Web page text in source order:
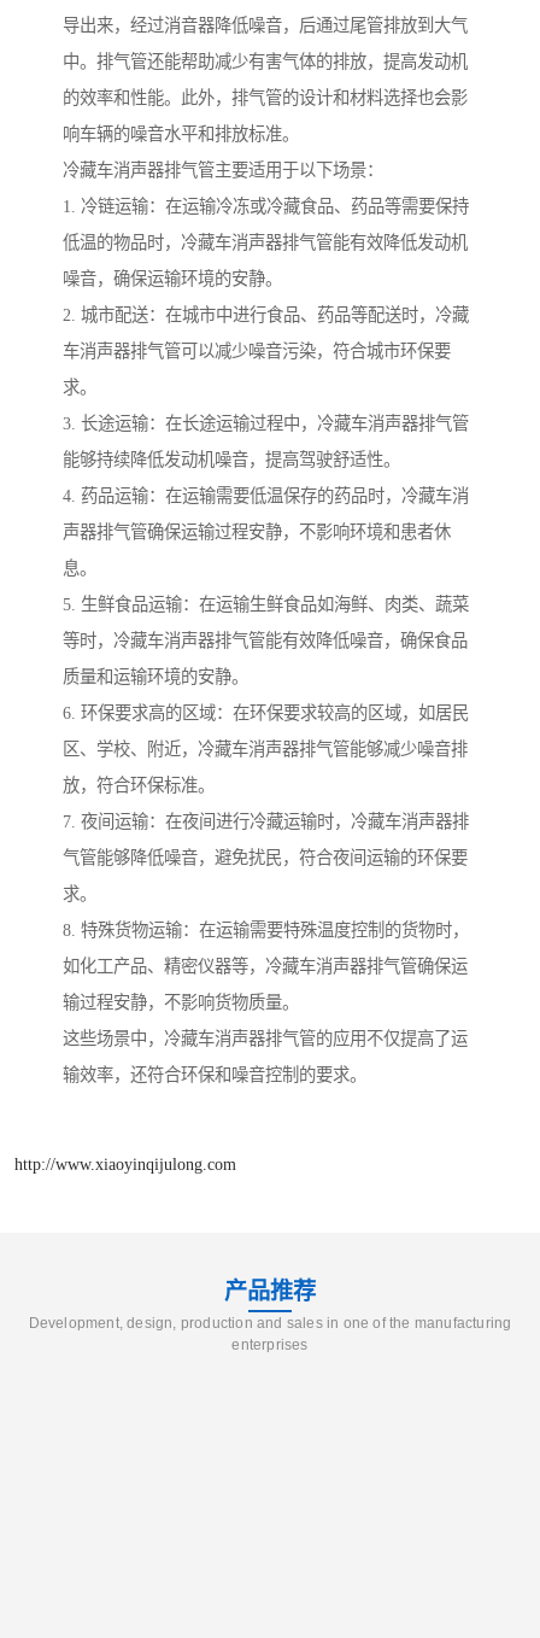
导出来，经过消音器降低噪音，后通过尾管排放到大气
中。排气管还能帮助减少有害气体的排放，提高发动机
的效率和性能。此外，排气管的设计和材料选择也会影
响车辆的噪音水平和排放标准。
冷藏车消声器排气管主要适用于以下场景：
1. 冷链运输：在运输冷冻或冷藏食品、药品等需要保持
低温的物品时，冷藏车消声器排气管能有效降低发动机
噪音，确保运输环境的安静。
2. 城市配送：在城市中进行食品、药品等配送时，冷藏
车消声器排气管可以减少噪音污染，符合城市环保要
求。
3. 长途运输：在长途运输过程中，冷藏车消声器排气管
能够持续降低发动机噪音，提高驾驶舒适性。
4. 药品运输：在运输需要低温保存的药品时，冷藏车消
声器排气管确保运输过程安静，不影响环境和患者休
息。
5. 生鲜食品运输：在运输生鲜食品如海鲜、肉类、蔬菜
等时，冷藏车消声器排气管能有效降低噪音，确保食品
质量和运输环境的安静。
6. 环保要求高的区域：在环保要求较高的区域，如居民
区、学校、附近，冷藏车消声器排气管能够减少噪音排
放，符合环保标准。
7. 夜间运输：在夜间进行冷藏运输时，冷藏车消声器排
气管能够降低噪音，避免扰民，符合夜间运输的环保要
求。
8. 特殊货物运输：在运输需要特殊温度控制的货物时，
如化工产品、精密仪器等，冷藏车消声器排气管确保运
输过程安静，不影响货物质量。
这些场景中，冷藏车消声器排气管的应用不仅提高了运
输效率，还符合环保和噪音控制的要求。
http://www.xiaoyinqijulong.com
产品推荐
Development, design, production and sales in one of the manufacturing
enterprises